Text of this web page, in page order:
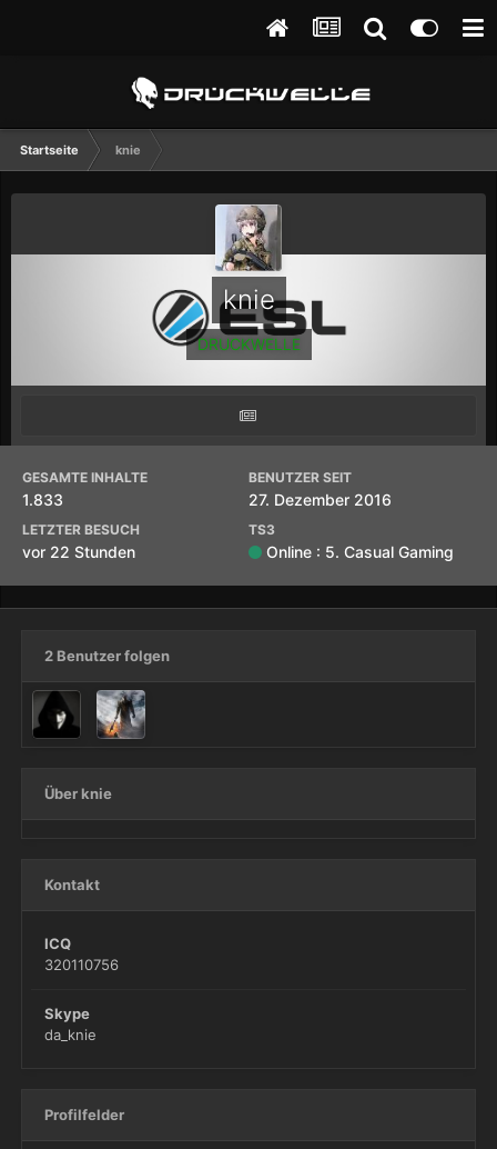
Startseite knie
knie
DRUCKWELLE
GESAMTE INHALTE
1.833
BENUTZER SEIT
27. Dezember 2016
LETZTER BESUCH
vor 22 Stunden
TS3
Online : 5. Casual Gaming
2 Benutzer folgen
Über knie
Kontakt
ICQ
320110756
Skype
da_knie
Profilfelder